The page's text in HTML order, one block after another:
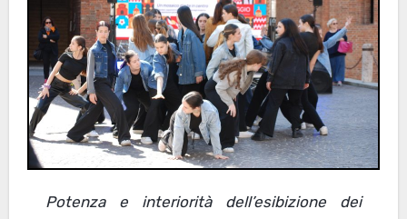
Potenza e interiorità dell’esibizione dei